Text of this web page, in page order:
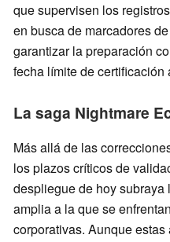
que supervisen los
en busca de marcadores
garantizar la preparación
fecha límite de certificación
La saga Nightmare
Más allá de las
los plazos críticos de
despliegue de hoy
amplia a la que se
corporativas. Aunque